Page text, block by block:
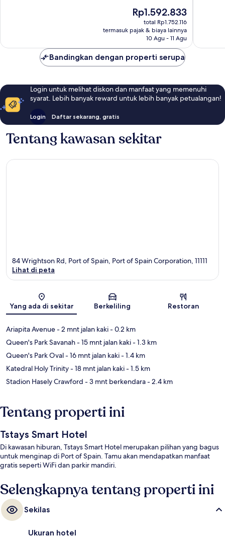
Harga
sekarang
Rp1.592.833
Rp1.592.833
total Rp1.752.116
termasuk pajak & biaya lainnya
10 Agu - 11 Agu
Bandingkan dengan properti serupa
Login untuk melihat diskon dan manfaat yang memenuhi
syarat. Lebih banyak reward untuk lebih banyak petualangan!
Login Daftar sekarang, gratis
Tentang kawasan sekitar
Peta
84 Wrightson Rd, Port of Spain, Port of Spain Corporation, 11111
Lihat di peta
Yang ada di sekitar Berkeliling Restoran
Ariapita Avenue- 2 mnt jalan kaki- 0.2 km
Queen's Park Savanah- 15 mnt jalan kaki- 1.3 km
Queen's Park Oval- 16 mnt jalan kaki- 1.4 km
Katedral Holy Trinity- 18 mnt jalan kaki- 1.5 km
Stadion Hasely Crawford - 3 mnt berkendara- 2.4 km
Tentang properti ini
Tstays Smart Hotel
Di kawasan hiburan, Tstays Smart Hotel merupakan pilihan yang bagus
untuk menginap di Port of Spain. Tamu akan mendapatkan manfaat
gratis seperti WiFi dan parkir mandiri.
Selengkapnya tentang properti ini
Sekilas
Ukuran hotel